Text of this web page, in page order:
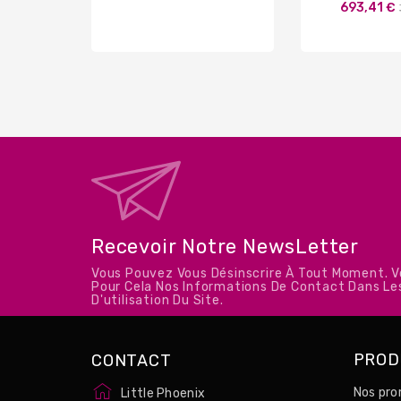
693,41 €
Recevoir Notre NewsLetter
Vous Pouvez Vous Désinscrire À Tout Moment.
Pour Cela Nos Informations De Contact Dans
D'utilisation Du Site.
CONTACT
Little Phoenix
Nos